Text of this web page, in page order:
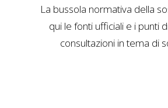
Con questa politica, ci
criteri ambientali, sociali e
nella nostra strategia, nei